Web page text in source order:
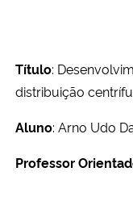
Título:
distribuição
Aluno: Arno Udo
Professor